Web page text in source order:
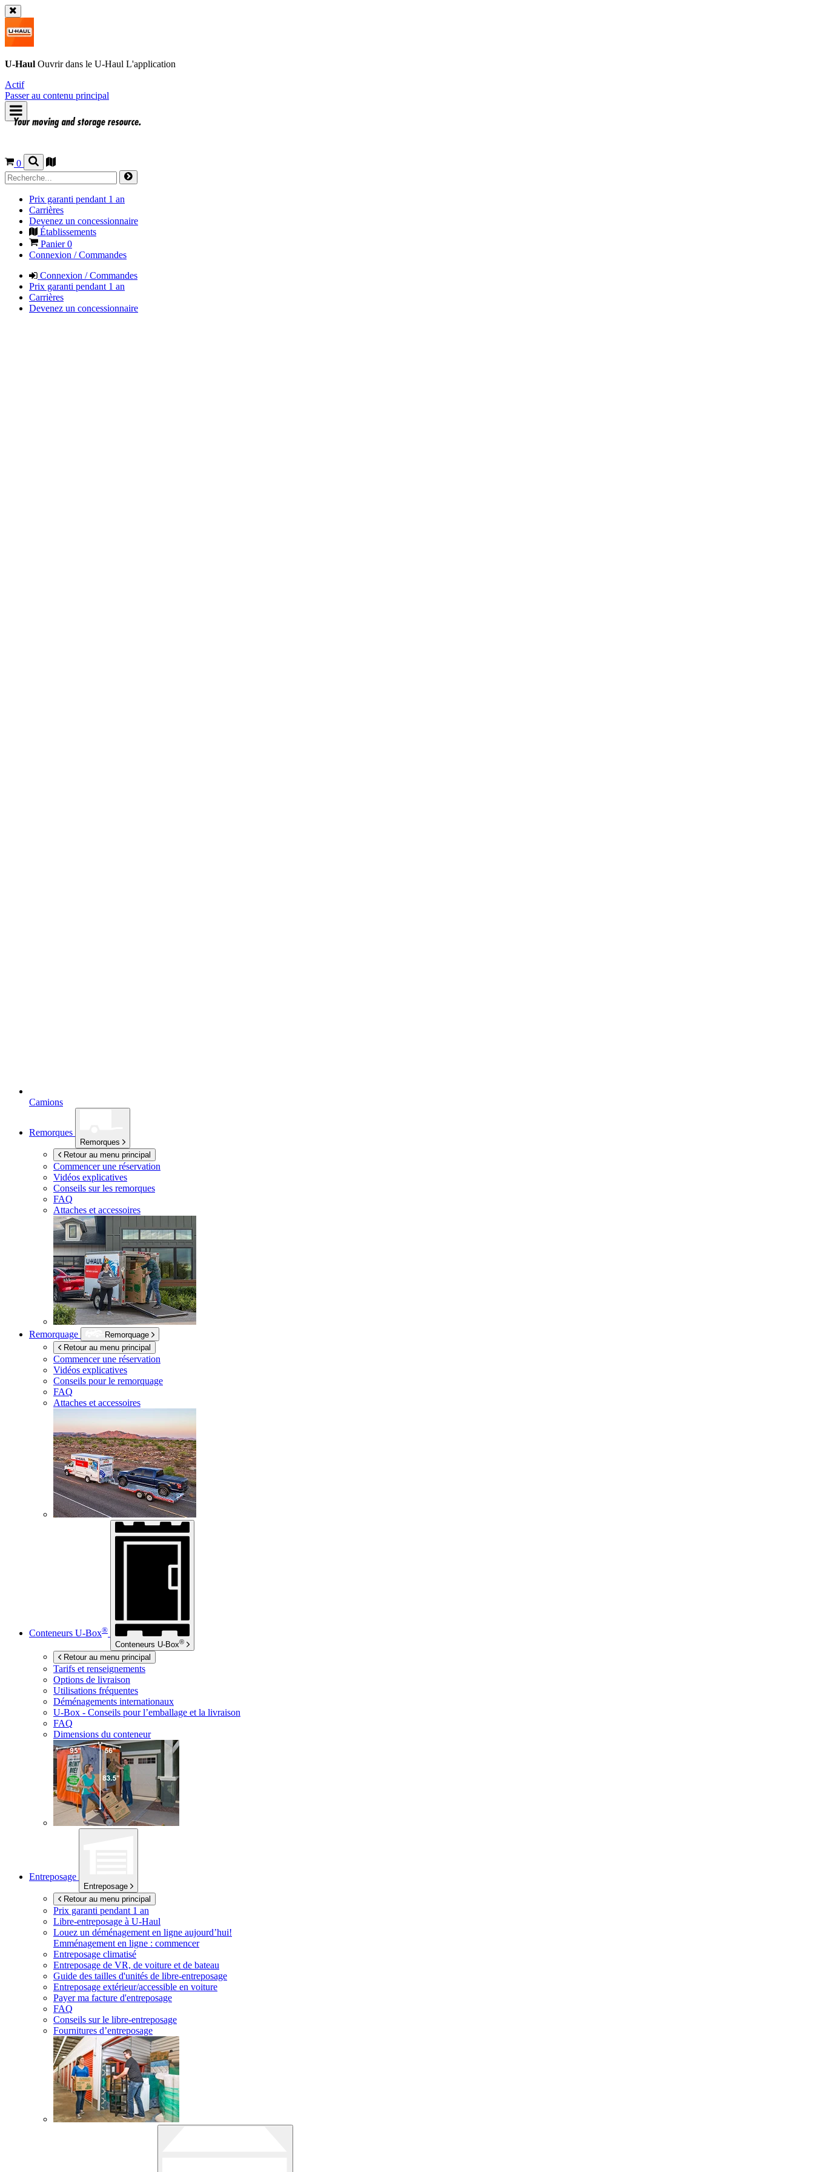
U-Haul Ouvrir dans le U-Haul L'application
Actif
Passer au contenu principal
0
Prix garanti pendant 1 an
Carrières
Devenez un concessionnaire
Établissements
Panier0
Connexion / Commandes
Connexion / Commandes
Prix garanti pendant 1 an
Carrières
Devenez un concessionnaire
Camions
Remorques
Remorques
Retour au menu principal
Commencer une réservation
Vidéos explicatives
Conseils sur les remorques
FAQ
Attaches et accessoires
Remorquage
Remorquage
Retour au menu principal
Commencer une réservation
Vidéos explicatives
Conseils pour le remorquage
FAQ
Attaches et accessoires
Conteneurs U-Box®
Conteneurs U-Box®
Retour au menu principal
Tarifs et renseignements
Options de livraison
Utilisations fréquentes
Déménagements internationaux
U-Box - Conseils pour l’emballage et la livraison
FAQ
Dimensions du conteneur
Entreposage
Entreposage
Retour au menu principal
Prix garanti pendant 1 an
Libre-entreposage à U-Haul
Louez un déménagement en ligne aujourd’hui!
Emménagement en ligne : commencer
Entreposage climatisé
Entreposage de VR, de voiture et de bateau
Guide des tailles d'unités de libre-entreposage
Entreposage extérieur/accessible en voiture
Payer ma facture d'entreposage
FAQ
Conseils sur le libre-entreposage
Fournitures d’entreposage